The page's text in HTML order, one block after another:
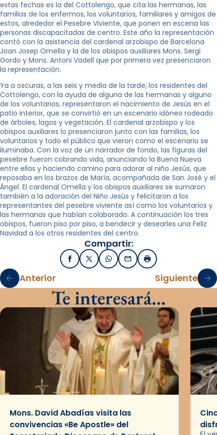
estas fechas es la del Cottolengo, que cita las hermanas, las
familias de los enfermos, los voluntarios, familiares y amigos de
estos, alrededor el Pesebre Viviente, que ponen en escena las
personas discapacitadas de centro. Este año la representación
contó con la asistencia del cardenal arzobispo de Barcelona
Joan Josep Omella y la de los obispos auxiliares Mons. Sergi
Gordo y Mons. Antoni Vadell que por primera vez presenciaron
la representación.
Ya a oscuras, a las seis y media de la tarde, los residentes del
Cottolengo, con la ayuda de alguna de las hermanas y alguno
de los voluntarios, representaron el nacimiento de Jesús en el
patio interior, que se convirtió en un escenario idóneo rodeado
de árboles, lagos y vegetación. El cardenal arzobispo y los
obispos auxiliares lo presenciaron junto con las familias, los
voluntarios y todo el público que vieron como el escenario se
iluminaba. Con la voz de un narrador de fondo, las figuras del
pesebre fueron cobrando vida, anunciando la Buena Nueva
entre ellas y haciendo camino para adorar al niño Jesús, que
reposaba en los brazos de María, acompañada de San José y el
Ángel. El cardenal Omella y los obispos auxiliares se sumaron
también a la adoración del Niño Jesús y felicitaron a los
representantes del pesebre viviente así como los voluntarios y
las hermanas que habían colaborado. A continuación los tres
obispos, fueron piso por piso, a bendecir y desearles una Feliz
Navidad a los otros residentes del centro.
Compartir:
FacebookX / TwitterWhatsApp
EmailImprimir
Anterior Siguiente
Te interesará…
Mons. David Abadías visita las
convivencias «Be Apostle» del